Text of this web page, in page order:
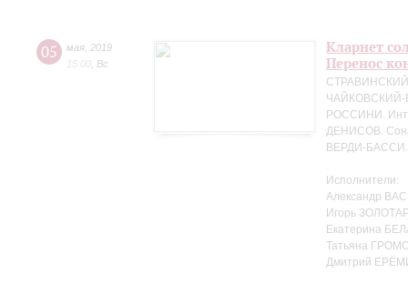
05 мая 2019
15:00 Вс
Кларнет
Перенос
СТРАВИНСКИЙ.
ЧАЙКОВСКИЙ-
РОССИНИ.
ДЕНИСОВ.
ВЕРДИ-БАССИ.
Исполнители:
Александр
Игорь
Екатерина
Татьяна
Дмитрий